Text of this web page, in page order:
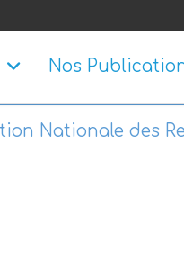
Nos
Nationale des